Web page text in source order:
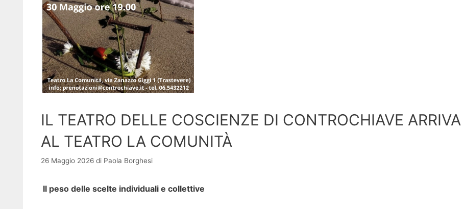
IL TEATRO DELLE COSCIENZE DI CONTROCHIAVE ARRIVA
AL TEATRO LA COMUNITÀ
26 Maggio 2026 di Paola Borghesi
Il peso delle scelte individuali e collettive